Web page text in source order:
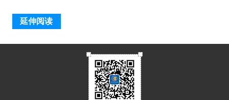
延伸阅读